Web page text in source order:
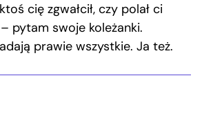
cię zgwałcił, czy polał ci
pytam swoje koleżanki.
prawie wszystkie. Ja też.